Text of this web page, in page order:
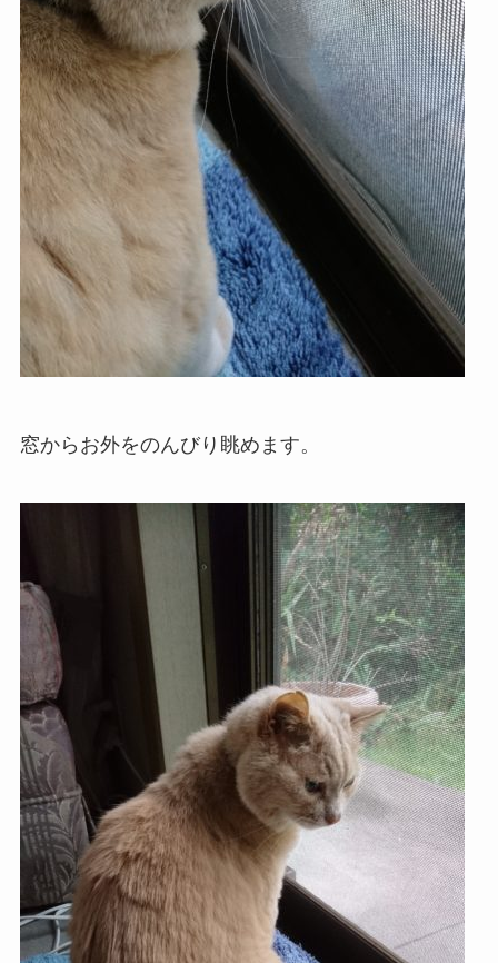
窓からお外をのんびり眺めます。